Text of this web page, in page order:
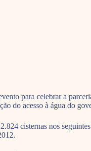
para celebrar a
do acesso à água do
cisternas nos